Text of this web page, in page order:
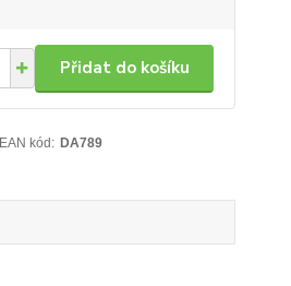
Přidat do košíku
EAN kód: DA789